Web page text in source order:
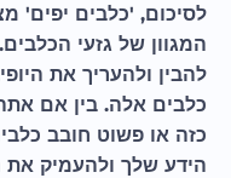
לסיכום, 'כלבים יפים'
המגוון של גזעי
להבין ולהעריך את
כלבים אלה. בין אם
כזה או פשוט חובב
הידע שלך ולהעמיק את